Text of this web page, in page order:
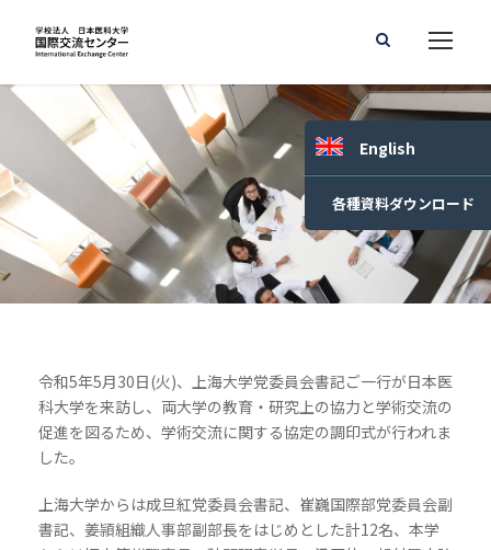
令和5年5月30日(火)、上海大学党委員会書記ご一行が日本医
科大学を来訪し、両大学の教育・研究上の協力と学術交流の
促進を図るため、学術交流に関する協定の調印式が行われま
した。
上海大学からは成旦紅党委員会書記、崔巍国際部党委員会副
書記、姜頴組織人事部副部長をはじめとした計12名、本学
English
各種資料ダウンロード